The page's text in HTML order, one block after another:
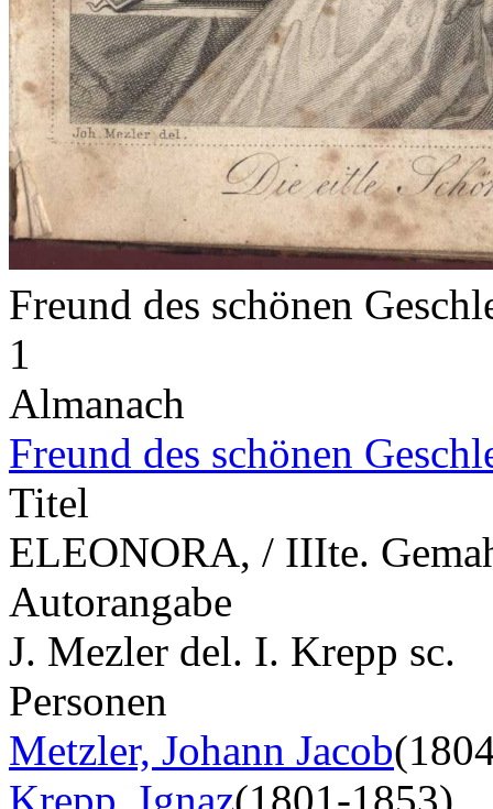
Freund des schönen
1
Almanach
Freund des schönen
Titel
ELEONORA, / IIIte.
Autorangabe
J. Mezler del. I. Krepp sc.
Personen
Metzler, Johann Jacob
Krepp, Ignaz(1801-1853)